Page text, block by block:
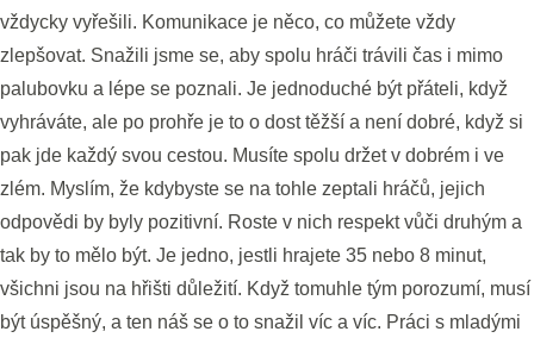
vždycky vyřešili. Komunikace je něco, co můžete vždy
zlepšovat. Snažili jsme se, aby spolu hráči trávili čas i mimo
palubovku a lépe se poznali. Je jednoduché být přáteli, když
vyhráváte, ale po prohře je to o dost těžší a není dobré, když si
pak jde každý svou cestou. Musíte spolu držet v dobrém i ve
zlém. Myslím, že kdybyste se na tohle zeptali hráčů, jejich
odpovědi by byly pozitivní. Roste v nich respekt vůči druhým a
tak by to mělo být. Je jedno, jestli hrajete 35 nebo 8 minut,
všichni jsou na hřišti důležití. Když tomuhle tým porozumí, musí
být úspěšný, a ten náš se o to snažil víc a víc. Práci s mladými